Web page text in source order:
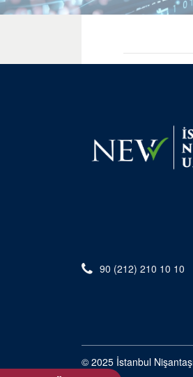
90 (212) 210 10 10
© 2025 İstanbul